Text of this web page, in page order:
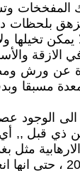
بلحظات
بغداد الى أكثر
عن ورش
مسبقا
الوجود
قبل ,, أي
مثل